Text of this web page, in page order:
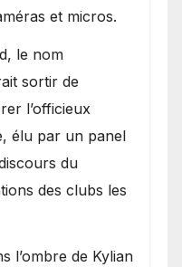
et micros.
le nom
sortir de
l’officieux
élu par un panel
du
des clubs les
l’ombre de Kylian